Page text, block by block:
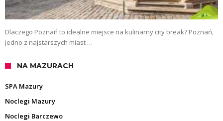
Dlaczego Poznań to idealne miejsce na kulinarny city break? Poznań,
jedno z najstarszych miast …
NA MAZURACH
SPA Mazury
Noclegi Mazury
Noclegi Barczewo